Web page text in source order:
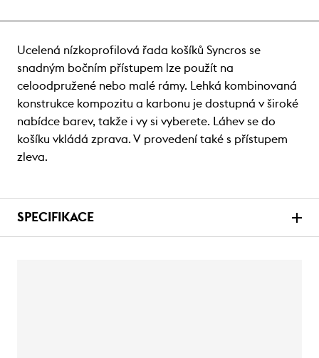
Ucelená nízkoprofilová řada košíků Syncros se
snadným bočním přístupem lze použít na
celoodpružené nebo malé rámy. Lehká kombinovaná
konstrukce kompozitu a karbonu je dostupná v široké
nabídce barev, takže i vy si vyberete. Láhev se do
košíku vkládá zprava. V provedení také s přístupem
zleva.
SPECIFIKACE